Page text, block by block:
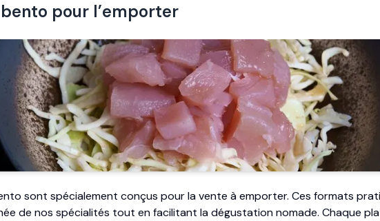
pour l’emporter
sont spécialement conçus pour la vente à emporter. Ces formats
de nos spécialités tout en facilitant la dégustation nomade. Chaque